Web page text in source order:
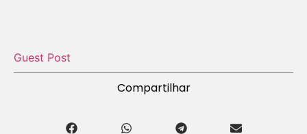
Guest Post
Compartilhar